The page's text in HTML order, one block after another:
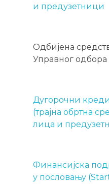
и предузетници
Одбијена
Управног
Дугорочни
(трајна обртна
лица и
Финансијска
у пословању